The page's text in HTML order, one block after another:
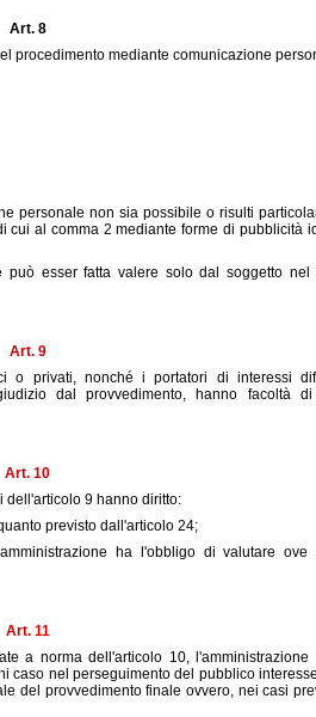
Art. 8
procedimento mediante comunicazione
personale non sia possibile o risulti
cui al comma 2 mediante forme di pubblicità
può esser fatta valere solo dal soggetto
Art. 9
o privati, nonché i portatori di interessi
dal provvedimento, hanno facoltà di
Art. 10
dell'articolo 9 hanno diritto:
previsto dall'articolo 24;
ha l'obbligo di valutare ove
Art. 11
a norma dell'articolo 10, l'amministrazione
caso nel perseguimento del pubblico
del provvedimento finale ovvero, nei casi